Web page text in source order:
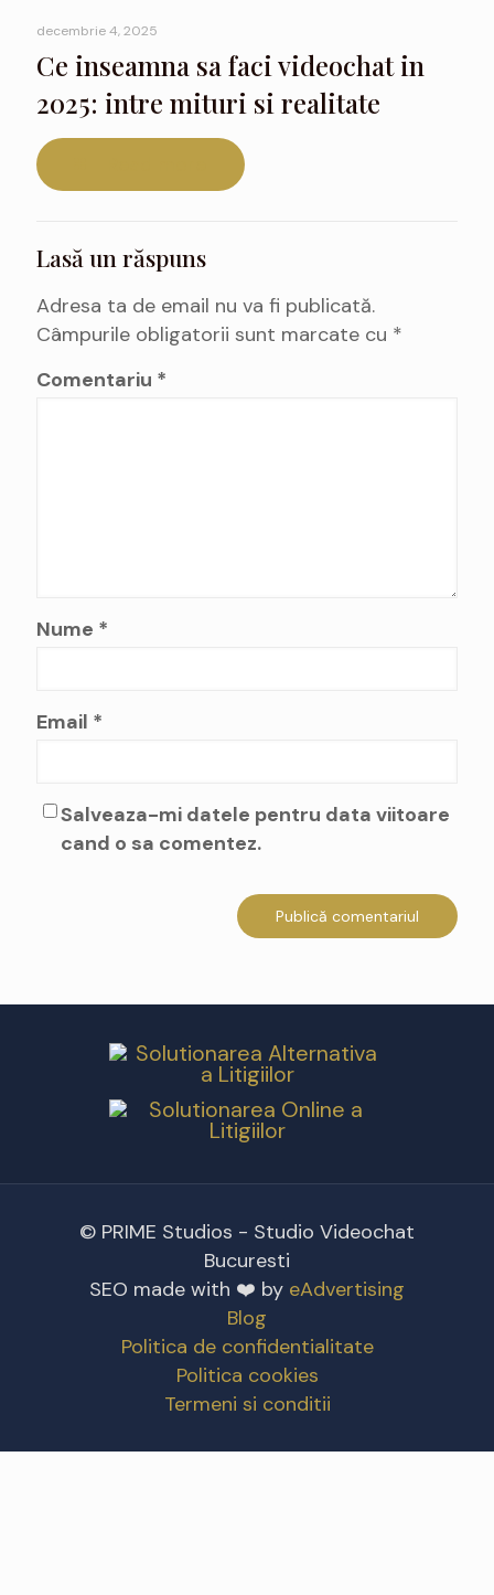
decembrie 4, 2025
Ce inseamna sa faci videochat in
2025: intre mituri si realitate
Lasă un răspuns
Adresa ta de email nu va fi publicată.
Câmpurile obligatorii sunt marcate cu *
Comentariu *
Nume *
Email *
Salveaza-mi datele pentru data viitoare
cand o sa comentez.
© PRIME Studios - Studio Videochat
Bucuresti
SEO made with ❤️ by eAdvertising
Blog
Politica de confidentialitate
Politica cookies
Termeni si conditii